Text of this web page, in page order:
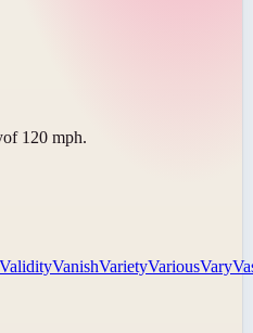
of 120 mph.
ValidityVanishVarietyVariousVary